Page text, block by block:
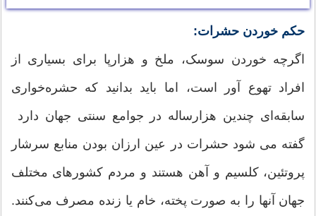
حکم خوردن حشرات:
اگرچه خوردن سوسک، ملخ و هزارپا برای بسیاری از
افراد تهوع آور است، اما باید بدانید که حشره‌خواری
سابقه‌ای چندین هزارساله در جوامع سنتی جهان دارد
گفته می شود حشرات در عین ارزان بودن منابع سرشار
پروتئین، کلسیم و آهن هستند و مردم کشورهای مختلف
جهان آنها را به صورت پخته، خام یا زنده مصرف می‌کنند.